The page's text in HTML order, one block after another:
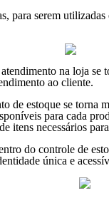
para serem
na loja se
ao cliente.
de estoque se
para cada
itens necessários
do controle de
única e